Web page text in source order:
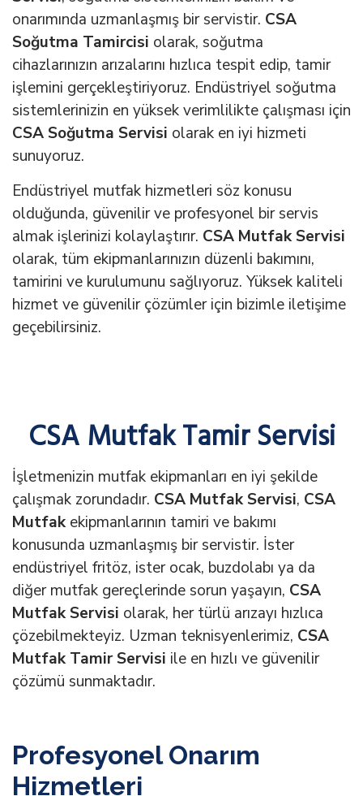
onarımında uzmanlaşmış bir servistir. CSA
Soğutma Tamircisi olarak, soğutma
cihazlarınızın arızalarını hızlıca tespit edip, tamir
işlemini gerçekleştiriyoruz. Endüstriyel soğutma
sistemlerinizin en yüksek verimlilikte çalışması için
CSA Soğutma Servisi olarak en iyi hizmeti
sunuyoruz.
Endüstriyel mutfak hizmetleri söz konusu
olduğunda, güvenilir ve profesyonel bir servis
almak işlerinizi kolaylaştırır. CSA Mutfak Servisi
olarak, tüm ekipmanlarınızın düzenli bakımını,
tamirini ve kurulumunu sağlıyoruz. Yüksek kaliteli
hizmet ve güvenilir çözümler için bizimle iletişime
geçebilirsiniz.
CSA Mutfak Tamir Servisi
İşletmenizin mutfak ekipmanları en iyi şekilde
çalışmak zorundadır. CSA Mutfak Servisi, CSA
Mutfakekipmanlarının tamiri ve bakımı
konusunda uzmanlaşmış bir servistir. İster
endüstriyel fritöz, ister ocak, buzdolabı ya da
diğer mutfak gereçlerinde sorun yaşayın, CSA
Mutfak Servisi olarak, her türlü arızayı hızlıca
çözebilmekteyiz. Uzman teknisyenlerimiz, CSA
Mutfak Tamir Servisi ile en hızlı ve güvenilir
çözümü sunmaktadır.
Profesyonel Onarım
Hizmetleri